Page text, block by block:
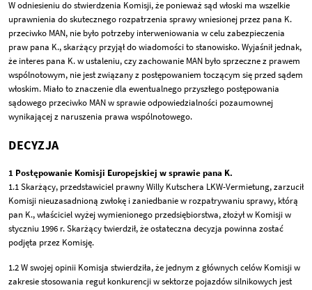
W odniesieniu do stwierdzenia Komisji, że ponieważ sąd włoski ma wszelkie
uprawnienia do skutecznego rozpatrzenia sprawy wniesionej przez pana K.
przeciwko MAN, nie było potrzeby interweniowania w celu zabezpieczenia
praw pana K., skarżący przyjął do wiadomości to stanowisko. Wyjaśnił jednak,
że interes pana K. w ustaleniu, czy zachowanie MAN było sprzeczne z prawem
wspólnotowym, nie jest związany z postępowaniem toczącym się przed sądem
włoskim. Miało to znaczenie dla ewentualnego przyszłego postępowania
sądowego przeciwko MAN w sprawie odpowiedzialności pozaumownej
wynikającej z naruszenia prawa wspólnotowego.
DECYZJA
1 Postępowanie Komisji Europejskiej w sprawie pana K.
1.1 Skarżący, przedstawiciel prawny Willy Kutschera LKW-Vermietung, zarzucił
Komisji nieuzasadnioną zwłokę i zaniedbanie w rozpatrywaniu sprawy, którą
pan K., właściciel wyżej wymienionego przedsiębiorstwa, złożył w Komisji w
styczniu 1996 r. Skarżący twierdził, że ostateczna decyzja powinna zostać
podjęta przez Komisję.
1.2 W swojej opinii Komisja stwierdziła, że jednym z głównych celów Komisji w
zakresie stosowania reguł konkurencji w sektorze pojazdów silnikowych jest